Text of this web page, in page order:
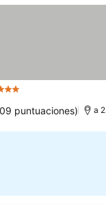
Estrellas
puntuaciones) a